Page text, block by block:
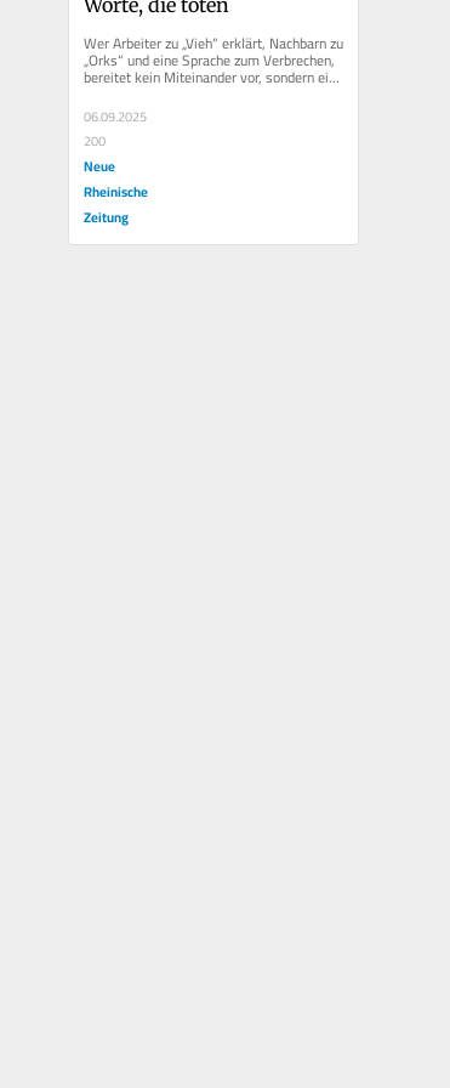
Wer Arbeiter zu „Vieh“ erklärt, Nachbarn zu
„Orks“ und eine Sprache zum Verbrechen,
bereitet kein Miteinander vor, sondern ein
06.09.2025
200
Neue
Rheinische
Zeitung